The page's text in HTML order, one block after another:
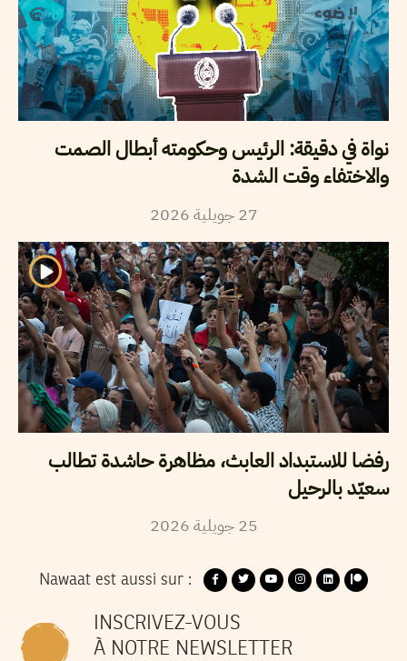
نواة في دقيقة: الرئيس وحكومته أبطال الصمت
والاختفاء وقت الشدة
27 جويلية2026
رفضا للاستبداد العابث، مظاهرة حاشدة تطالب
سعيّد بالرحيل
25 جويلية2026
Nawaat est aussi sur :
INSCRIVEZ-VOUS
À NOTRE NEWSLETTER